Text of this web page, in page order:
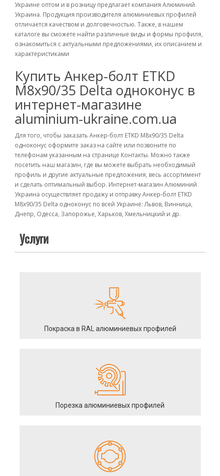
Украине оптом и в розницу предлагает компания Алюминий
Украина. Продукция производителя алюминиевых профилей
отличается качеством и долговечностью. Также, в нашем
каталоге вы сможете найти различные виды и формы профиля,
ознакомиться с актуальными предложениями, их описанием и
характеристиками
Купить Анкер-болт ETKD
М8х90/35 Delta одноконус в
интернет-магазине
aluminium-ukraine.com.ua
Для того, чтобы заказать Анкер-болт ETKD М8х90/35 Delta
одноконус оформите заказ на сайте или позвоните по
телефонам указанным на странице Контакты. Можно также
посетить наш магазин, где вы можете выбрать необходимый
профиль и другие актуальные предложения, весь ассортимент
и сделать оптимальный выбор. Интернет-магазин Алюминий
Украина осуществляет продажу и отправку Анкер-болт ETKD
М8х90/35 Delta одноконус по всей Украине: Львов, Винница,
Днепр, Одесса, Запорожье, Харьков, Хмельницкий и др.
Услуги
Покраска в RAL алюминиевых профилей
Порезка алюминиевых профилей